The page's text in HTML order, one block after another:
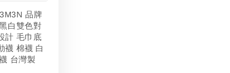
品牌
白雙色對
計 毛巾底
襪 棉襪 白
台灣製